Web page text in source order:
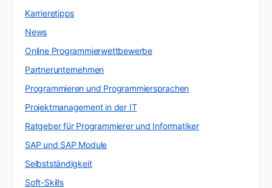
Karrieretipps
News
Online Programmierwettbewerbe
Partnerunternehmen
Programmieren und Programmiersprachen
Projektmanagement in der IT
Ratgeber für Programmierer und Informatiker
SAP und SAP Module
Selbstständigkeit
Soft-Skills